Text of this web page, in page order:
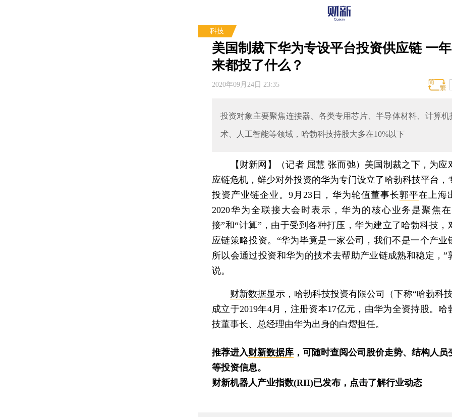
科技
美国制裁下华为专设平台投资供应链 一
来都投了什么？
2020年09月24日 23:35
投资对象主要聚焦连接器、各类专用芯片、半导体材料、计算机
术、人工智能等领域，哈勃科技持股大多在10%以下
【财新网】（记者 屈慧 张而弛） 美国制裁之下，为应
应链危机，鲜少对外投资的华为专门设立了哈勃科技平台，
投资产业链企业。9月23日，华为轮值董事长郭平在上海
2020华为全联接大会时表示，华为的核心业务是聚焦
接”和“计算”，由于受到各种打压，华为建立了哈勃科技，
应链策略投资。“华为毕竟是一家公司，我们不是一个产业
所以会通过投资和华为的技术去帮助产业链成熟和稳定，”
说。
财新数据显示，哈勃科技投资有限公司（下称“哈勃科技
成立于2019年4月，注册资本17亿元，由华为全资持股。哈
技董事长、总经理由华为出身的白熠担任。
推荐进入财新数据库 ，可随时查阅公司股价走势、结构人员
等投资信息。
财新机器人产业指数(RII)已发布， 点击了解行业动态